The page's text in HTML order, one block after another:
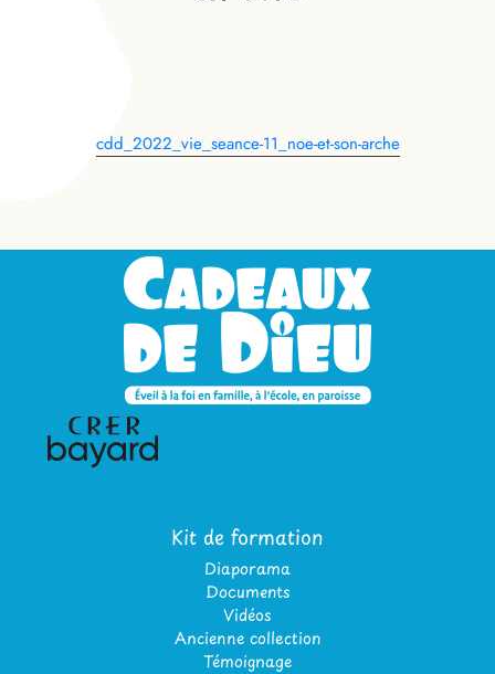
cdd_2022_vie_seance-11_noe-et-son-arche
Kit de formation
Diaporama
Documents
Vidéos
Ancienne collection
Témoignage